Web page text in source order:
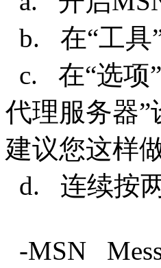
b. 在“工具
c. 在“选项
代理服务器
建议您这样
d. 连续按
-MSN